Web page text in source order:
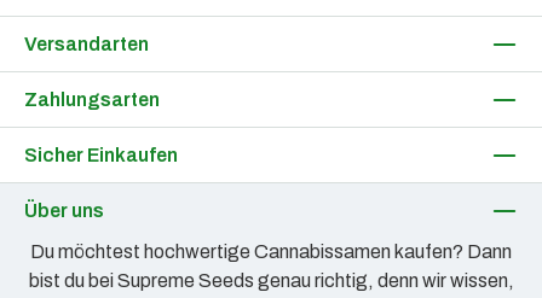
Versandarten
Zahlungsarten
Sicher Einkaufen
Über uns
Du möchtest hochwertige Cannabissamen kaufen? Dann
bist du bei Supreme Seeds genau richtig, denn wir wissen,